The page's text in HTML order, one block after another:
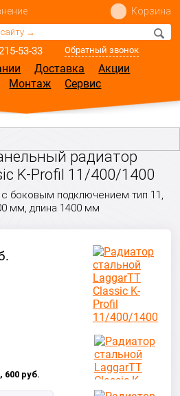
53-33 Обратный звонок
Корзина
Доставка
Акции
Монтаж Сервис
радиатор
K-Profil 11/400/1400
боковым подключением тип 11,
мм, длина 1400 мм
600 руб.